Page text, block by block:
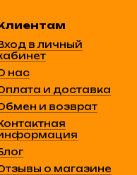
в личный
нас
и доставка
и возврат
о магазине